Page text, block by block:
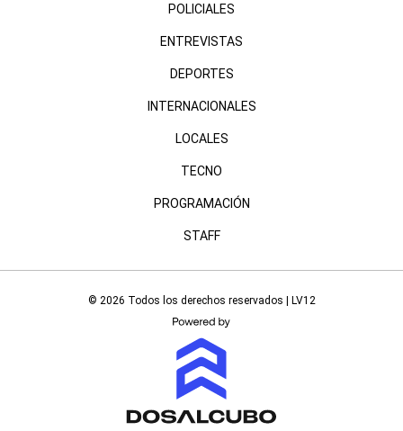
POLICIALES
ENTREVISTAS
DEPORTES
INTERNACIONALES
LOCALES
TECNO
PROGRAMACIÓN
STAFF
© 2026 Todos los derechos reservados | LV12